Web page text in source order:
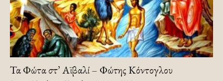
Τα Φώτα στ’ Αϊβαλί – Φώτης Κόντογλου